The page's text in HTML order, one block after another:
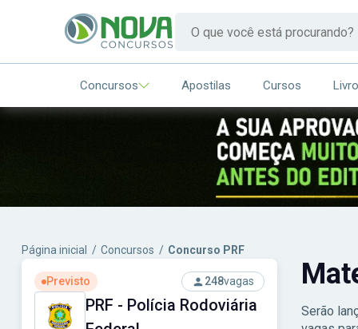
Concursos Apostilas Cursos
Página inicial / Concursos / Concurso PRF
Previsto 248vagas
PRF - Polícia Rodoviária
Serão